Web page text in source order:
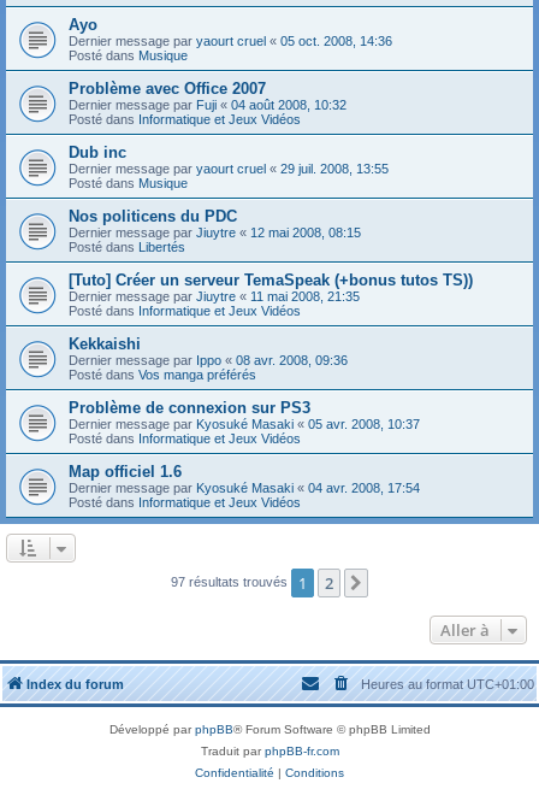
Ayo
Dernier message par yaourt cruel « 05 oct. 2008, 14:36
Posté dans Musique
Problème avec Office 2007
Dernier message par Fuji « 04 août 2008, 10:32
Posté dans Informatique et Jeux Vidéos
Dub inc
Dernier message par yaourt cruel « 29 juil. 2008, 13:55
Posté dans Musique
Nos politicens du PDC
Dernier message par Jiuytre « 12 mai 2008, 08:15
Posté dans Libertés
[Tuto] Créer un serveur TemaSpeak (+bonus tutos TS))
Dernier message par Jiuytre « 11 mai 2008, 21:35
Posté dans Informatique et Jeux Vidéos
Kekkaishi
Dernier message par Ippo « 08 avr. 2008, 09:36
Posté dans Vos manga préférés
Problème de connexion sur PS3
Dernier message par Kyosuké Masaki « 05 avr. 2008, 10:37
Posté dans Informatique et Jeux Vidéos
Map officiel 1.6
Dernier message par Kyosuké Masaki « 04 avr. 2008, 17:54
Posté dans Informatique et Jeux Vidéos
97 résultats trouvés 1 2
Aller à
Index du forum Heures au formatUTC+01:00
Développé parphpBB® Forum Software © phpBB Limited
Traduit parphpBB-fr.com
Confidentialité | Conditions